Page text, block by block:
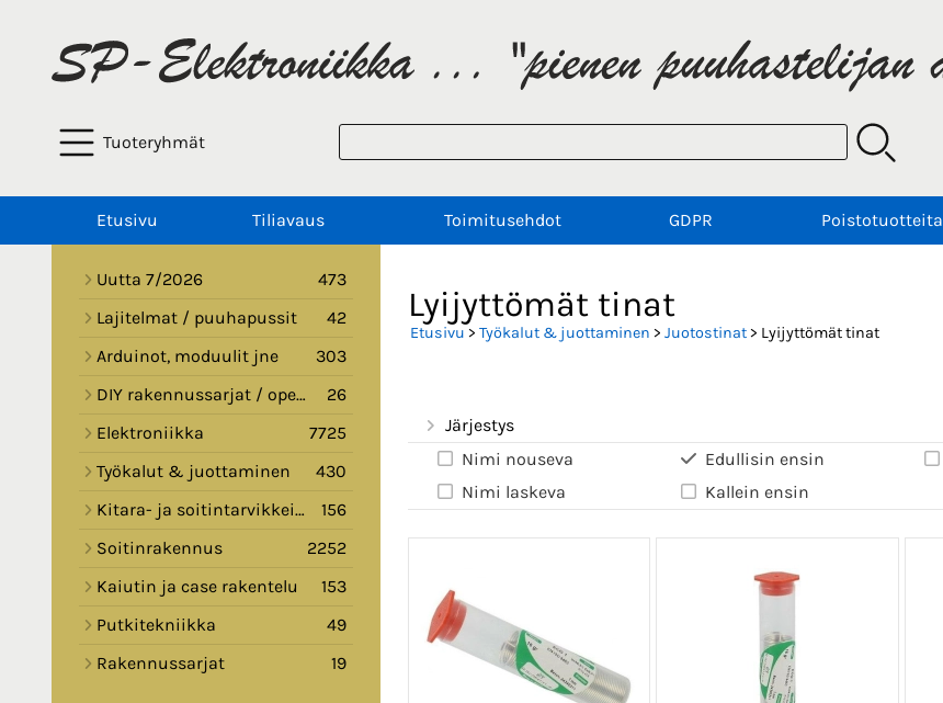
Tuoteryhmät
Etusivu Tiliavaus Toimitusehdot GDPR Poistotuotteita
Uutta 7/2026
473
Lajitelmat / puuhapussit
42
Arduinot, moduulit jne
303
DIY rakennussarjat / opetussarjat
26
Elektroniikka
7725
Työkalut & juottaminen
430
Kitara- ja soitintarvikkeita
156
Soitinrakennus
2252
Kaiutin ja case rakentelu
153
Putkitekniikka
49
Rakennussarjat
19
Lyijyttömät tinat
Etusivu > Työkalut & juottaminen > Juotostinat> Lyijyttömät tinat
Järjestys
Nimi nouseva
Nimi laskeva
Edullisin ensin
Kallein ensin